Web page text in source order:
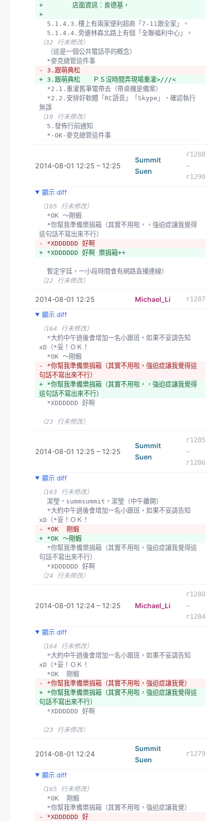
+ 　　　　店面資訊：肯德基，
+
  5.1.4.3.樓上有兩家便利超商「7-11跟全家」。
  5.1.4.4.旁邊林森北路上有個「全聯福利中心」。
（32 行未修改）
  （這是一個公共電話亭的概念）
  *麥克總管這件事
- 3.跟萌典松
+ 3.跟萌典松　　ＰＳ沒時間弄現場重灌>///<
  *2.1.重灌舊筆電帶去（帶桌機是備案）
無誤
（10 行未修改）
  5.發佈行前通知
  *-OK-麥克總管這件事
  麥克主要是行政任務，負責場地協調，採購食物，這些
單，現場幫個忙。
  *大約中午過後會增加一名小跟班，如果不妥請告知
xD（*妥！ＯＫ！
  *OK ～剛蝦
- *你幫我準備樂捐箱（其實不用啦，，強迫症讓我覺得
這句話不寫出來不行）
+ *你幫我準備樂捐箱（其實不用啦，用紙登記就好，強
  *XDDDDDD 好啊 樂捐箱++
+ *淑華正在高雄救災現場指揮，這次缺席了
- 暫定宇廷，一小段時間會有網路直播連線）
+ 定宇廷，一小段時間會有網路直播連線）
（20 行未修改）
2014-08-01 12:25 – 12:25
Summit
Suen
r1288
–
r1290
顯示 diff
（165 行未修改）
  *OK ～剛蝦
這句話不寫出來不行）
- *XDDDDDD 好啊
+ *XDDDDDD 好啊 樂捐箱++
  暫定宇廷，一小段時間會有網路直播連線）
（22 行未修改）
2014-08-01 12:25 Michael_Li
r1287
顯示 diff
（164 行未修改）
xD（*妥！ＯＫ！
  *OK ～剛蝦
- *你幫我準備樂捐箱（其實不用啦，強迫症讓我覺得這
句話不寫出來不行）
+ *你幫我準備樂捐箱（其實不用啦，，強迫症讓我覺得
這句話不寫出來不行）
  *XDDDDDD 好啊
（23 行未修改）
2014-08-01 12:25 – 12:25
Summit
Suen
r1285
–
r1286
顯示 diff
（163 行未修改）
  潔瑩，summsummit，潔瑩（中午離開）
xD（*妥！ＯＫ！
- *OK  剛蝦
+ *OK ～剛蝦
句話不寫出來不行）
  *XDDDDDD 好啊
（24 行未修改）
2014-08-01 12:24 – 12:25 Michael_Li
r1280
–
r1284
顯示 diff
（164 行未修改）
xD（*妥！ＯＫ！
  *OK  剛蝦
- *你幫我準備樂捐箱（其實不用啦，強迫症讓我覺）
+ *你幫我準備樂捐箱（其實不用啦，強迫症讓我覺得這
句話不寫出來不行）
  *XDDDDDD 好啊
（23 行未修改）
2014-08-01 12:24
Summit
Suen
r1279
顯示 diff
（165 行未修改）
  *OK  剛蝦
  *你幫我準備樂捐箱（其實不用啦，強迫症讓我覺）
- *XDDDDDD 好